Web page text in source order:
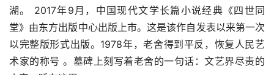
湖。 2017年9月，中国现代文学长篇小说经典《四世同
堂》由东方出版中心出版上市。这是该作自发表以来第一次
以完整版形式出版。1978年，老舍得到平反，恢复人民艺
术家的称号 。墓碑上刻写着老舍的一句话：文艺界尽责的